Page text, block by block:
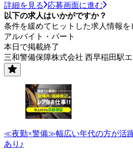
詳細を見る
応募画面に進む
以下の求人はいかがですか？
条件を緩めてヒットした求人情報を
アルバイト・パート
本日で掲載終了
三和警備保障株式会社 西早稲田駅
≪夜勤×警備≫幅広い年代の方が活
あり♪